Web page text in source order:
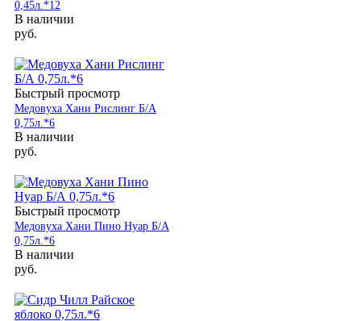
0,45л.*12
В наличии
руб.
Быстрый просмотр
Медовуха Хани Рислинг Б/А
0,75л.*6
В наличии
руб.
Быстрый просмотр
Медовуха Хани Пино Нуар Б/А
0,75л.*6
В наличии
руб.